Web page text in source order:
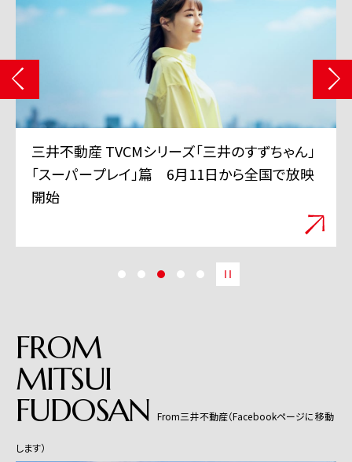
三井不動産 TVCMシリーズ「三井のすずちゃん」
「スーパープレイ」篇 6月11日から全国で放映
開始
FROM
MITSUI
FUDOSAN From三井不動産（Facebookページに移動
します）